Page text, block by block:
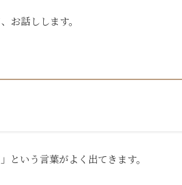
お話しします。
という言葉がよく出てきます。